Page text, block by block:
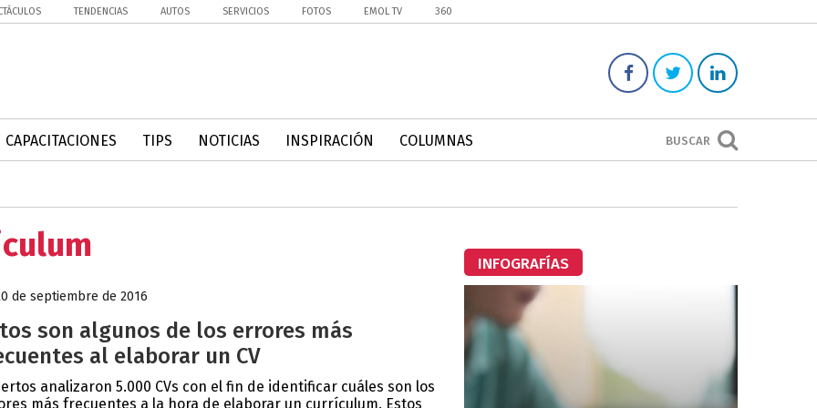
TENDENCIAS AUTOS SERVICIOS FOTOS EMOL TV 360
BUSCAR
CAPACITACIONES TIPS NOTICIAS INSPIRACIÓN COLUMNAS
de septiembre de 2016
son algunos de los errores más
al elaborar un CV
analizaron 5.000 CVs con el fin de identificar cuáles son los
más frecuentes a la hora de elaborar un currículum. Estos
INFOGRAFÍAS